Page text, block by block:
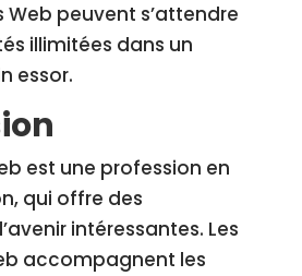
Web peuvent s’attendre
illimitées dans un
essor.
est une profession en
qui offre des
intéressantes. Les
accompagnent les